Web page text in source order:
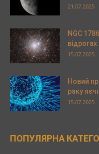
21.07.2025
NGC
15.07.2025
Новий
раку
15.07.2025
ПОПУЛЯРНА